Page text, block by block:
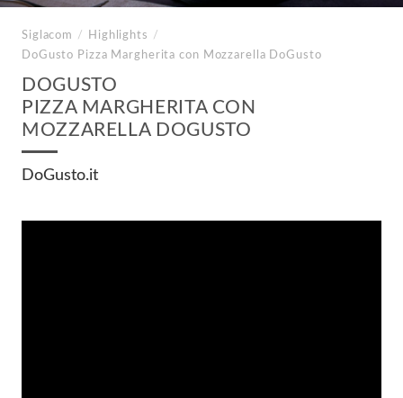
Siglacom / Highlights
/
DoGusto Pizza Margherita con Mozzarella DoGusto
DOGUSTO
PIZZA MARGHERITA CON
MOZZARELLA DOGUSTO
DoGusto.it